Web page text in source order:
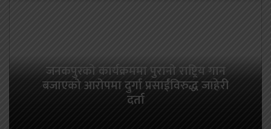
जनकपुरको कार्यक्रममा पुरानो राष्ट्रिय गान
बजाएको आरोपमा दुर्गा प्रसाईंविरुद्ध जाहेरी
दर्ता